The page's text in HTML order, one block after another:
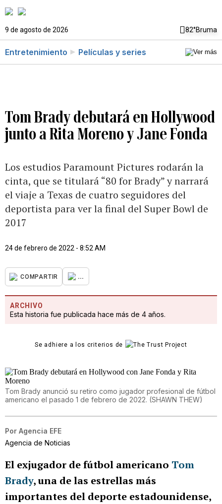
9 de agosto de 2026 82°Bruma
Entretenimiento Películas y series
Tom Brady debutará en Hollywood
junto a Rita Moreno y Jane Fonda
Los estudios Paramount Pictures rodarán la
cinta, que se titulará “80 for Brady” y narrará
el viaje a Texas de cuatro seguidores del
deportista para ver la final del Super Bowl de
2017
24 de febrero de 2022 - 8:52 AM
COMPARTIR ...
ARCHIVO
Esta historia fue publicada hace más de 4 años.
Se adhiere a los criterios de
Tom Brady anunció su retiro como jugador profesional de fútbol
americano el pasado 1 de febrero de 2022. (SHAWN THEW)
Por Agencia EFE
Agencia de Noticias
El exjugador de fútbol americano Tom
Brady, una de las estrellas más
importantes del deporte estadounidense,